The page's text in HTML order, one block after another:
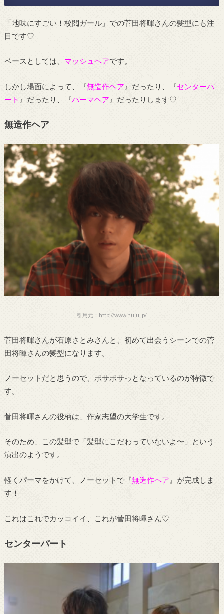
「地味にすごい！校閲ガール」での菅田将暉さんの髪型にも注
目です♡
ベースとしては、 マッシュヘアです。
しかし場面によって、『無造作ヘア 』だったり、『センターパ
ート 』だったり、『パーマヘア 』だったりします♡
無造作ヘア
引用元：http://www.hulu.jp/
菅田将暉さんが石原さとみさんと、初めて出会うシーンでの菅
田将暉さんの髪型になります。
ノーセットだと思うので、ボサボサっとなっているのが特徴で
す。
菅田将暉さんの役柄は、作家志望の大学生です。
そのため、この髪型で「髪型にこだわっていないよ〜」という
演出のようです。
軽くパーマをかけて、ノーセットで『無造作ヘア 』が完成しま
す！
これはこれでカッコイイ、これが菅田将暉さん♡
センターパート